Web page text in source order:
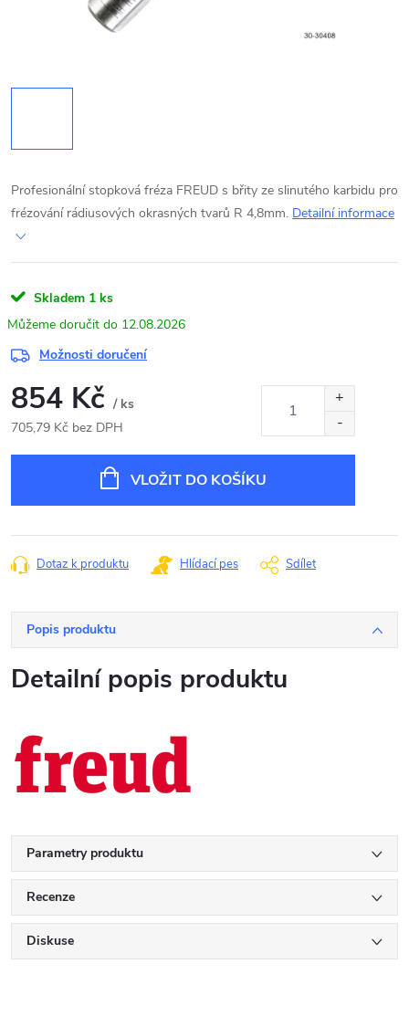
Profesionální stopková fréza FREUD s břity ze slinutého karbidu pro
frézování rádiusových okrasných tvarů R 4,8mm. Detailní informace
Skladem 1 ks
12.08.2026
Možnosti doručení
854 Kč / ks
705,79 Kč bez DPH
VLOŽIT DO KOŠÍKU
Dotaz k produktu Hlídací pes Sdílet
Popis produktu
Detailní popis produktu
Parametry produktu
Recenze
Diskuse